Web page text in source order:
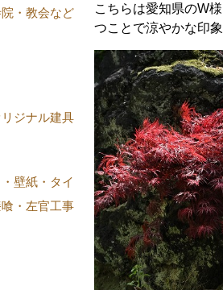
こちらは愛知県のW
つことで涼やかな印
・教会など
ジナル建具
壁紙・タイ
・左官工事